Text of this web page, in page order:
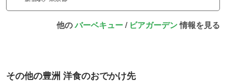
他のバーベキュー/ ビアガーデン情報を見る
その他の豊洲 洋食のおでかけ先